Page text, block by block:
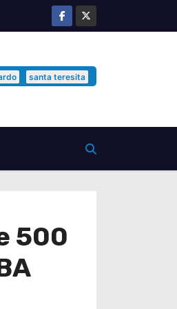
santa teresita
500